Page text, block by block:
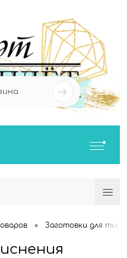
0
• Заготовки для